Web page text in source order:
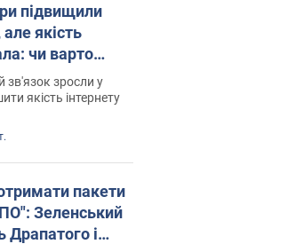
підвищили
якість
чи варто
зв'язок зросли у
якість інтернету
пакети
Зеленський
Драпатого і